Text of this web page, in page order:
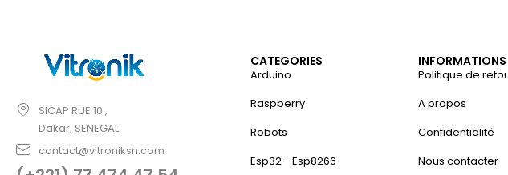
SICAP RUE 10 ,
Dakar, SENEGAL
contact@vitroniksn.com
CATEGORIES
Arduino
Raspberry
Robots
Esp32 - Esp8266
INFORMATIONS
Politique de
A propos
Confidentialité
Nous contacter